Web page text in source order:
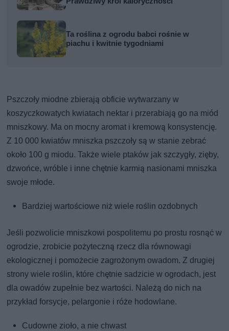
Ta roślina z ogrodu babci rośnie w
piachu i kwitnie tygodniami
Pszczoły miodne zbierają obficie wytwarzany w
koszyczkowatych kwiatach nektar i przerabiają go na miód
mniszkowy. Ma on mocny aromat i kremową konsystencję.
Z 10 000 kwiatów mniszka pszczoły są w stanie zebrać
około 100 g miodu. Także wiele ptaków jak szczygły, zięby,
dzwońce, wróble i inne chętnie karmią nasionami mniszka
swoje młode.
Bardziej wartościowe niż wiele roślin ozdobnych
Jeśli pozwolicie mniszkowi pospolitemu po prostu rosnąć w
ogrodzie, zrobicie pożyteczną rzecz dla równowagi
ekologicznej i pomożecie zagrożonym owadom. Z drugiej
strony wiele roślin, które chętnie sadzicie w ogrodach, jest
dla owadów zupełnie bez wartości. Należą do nich na
przykład forsycje, pelargonie i róże hodowlane.
Cudowne zioło, a nie chwast